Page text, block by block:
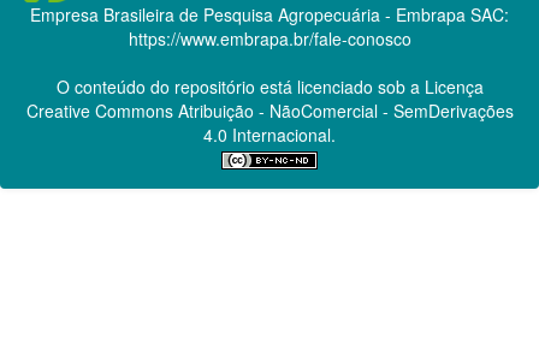
Empresa Brasileira de Pesquisa Agropecuária - Embrapa SAC:
https://www.embrapa.br/fale-conosco
O conteúdo do repositório está licenciado sob a Licença
Creative CommonsAtribuição - NãoComercial - SemDerivações
4.0 Internacional.